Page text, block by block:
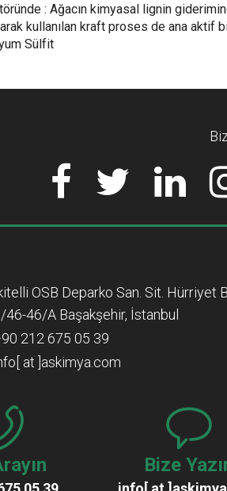
: Ağacın kimyasal lignin
kullanılan kraft proses de ana aktif
Sülfit
OSB Deparko San. Sit. Hürriyet
46-46/A Başakşehir, İstanbul
212 675 05 39
at ]askimya.com
Bize